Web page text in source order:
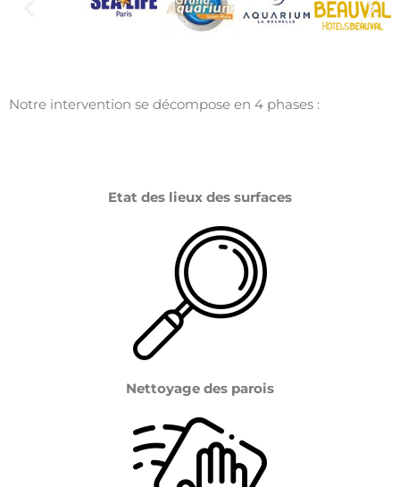
Notre intervention se décompose en 4 phases :
Etat des lieux des surfaces
Nettoyage des parois